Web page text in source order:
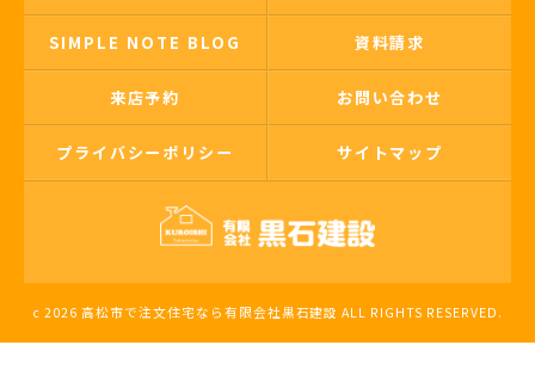
SIMPLE NOTE BLOG 資料請求
来店予約 お問い合わせ
プライバシーポリシー サイトマップ
c 2026 高松市で注文住宅なら有限会社黒石建設 ALL RIGHTS RESERVED.